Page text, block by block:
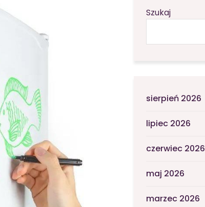
Szukaj
sierpień 2026
lipiec 2026
czerwiec 2026
maj 2026
marzec 2026